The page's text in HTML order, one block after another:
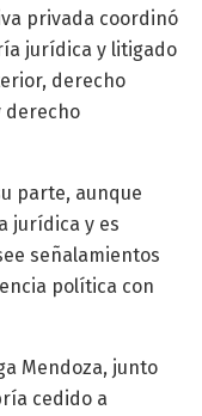
privada coordinó
jurídica y litigado
derecho
derecho
parte, aunque
jurídica y es
señalamientos
política con
Mendoza, junto
cedido a